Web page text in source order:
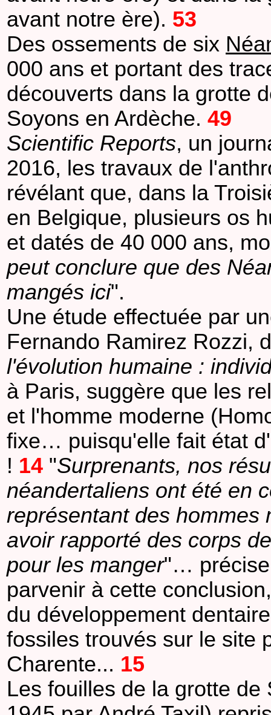
avant notre ère). 53
Des ossements de six
000 ans et portant des
découverts dans la grotte
Soyons en Ardèche. 49
Scientific Reports, un
2016, les travaux de
révélant que, dans la
en Belgique, plusieurs os
et datés de 40 000 ans,
peut conclure que des
mangés ici".
Une étude effectuée par
Fernando Ramirez Rozzi,
l'évolution humaine :
à Paris, suggère que les
et l'homme moderne
fixe… puisqu'elle fait état
! 14 "Surprenants, nos
néandertaliens ont été en
représentant des hommes
avoir rapporté des corps
pour les manger"… précise
parvenir à cette
du développement
fossiles trouvés sur le site
Charente... 15
Les fouilles de la grotte